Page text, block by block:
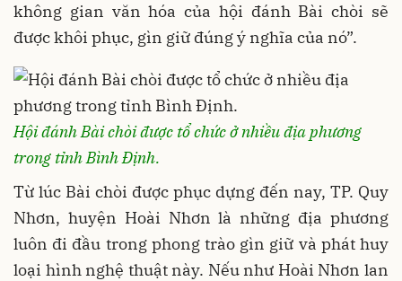
không gian văn hóa của hội đánh Bài chòi sẽ
được khôi phục, gìn giữ đúng ý nghĩa của nó”.
Hội đánh Bài chòi được tổ chức ở nhiều địa phương
trong tỉnh Bình Định.
Từ lúc Bài chòi được phục dựng đến nay, TP. Quy
Nhơn, huyện Hoài Nhơn là những địa phương
luôn đi đầu trong phong trào gìn giữ và phát huy
loại hình nghệ thuật này. Nếu như Hoài Nhơn lan